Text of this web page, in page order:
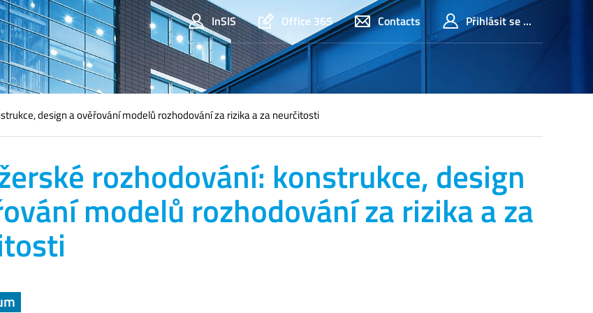
InSIS Office 365 Contacts Přihlásit se ...
design a ověřování modelů rozhodování za rizika a za neurčitosti
rozhodování: konstrukce, design
modelů rozhodování za rizika a za